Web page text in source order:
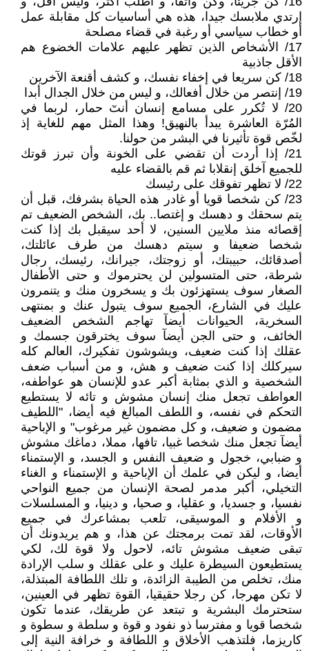
إرتدي ملابسك جيدا، هذه هي أساسيات كل مقابلة عمل
أو خطاب سياسي أو رغبة في قضاء مصلحة
17/ الأشخاص الذين تظهر عليهم علامات الخضوع هم
الأقل جاذبية
18/ كن سريعا في إخفاء نفسك، و كشف أقنعة الآخرين
19/ إنتصر من خلال أفعالك، و ليس من خلال الجدال أبدا
20/ لا تُكرر على مسامع إنسان أنتٓ حمار، لربما في
المُرّة العاشرة يبدأ بالنهيق! وهذا المثل مهم للغاية إذ
لخّص قوة تأثيرنا في البشر من حولنا.
21/ إذا أردت أن تقضي على الخونة وأن تبرز قوتك
للجميع آخلق إنقلابا ثم قم بالقضاء عليه
22/ لا تظهر تفوقك على رئيسك
23/ كن شخصا قويا أو غادر هذه الحياة بشرفك، قبل أن
يتم سحقك و دهسك و إغتصا.. بك، الشخص الضعيف تم
إقصائه منذ ملايين السنين، لا أحد سيقبل بك إذا كنت
شخصا ضعيفا و سيتم دهسك من طرف عائلتك،
أصدقائك، حبيبتك، أو زوجتك، جيرانك، رئيسك، رجال
شرطة، حتى المتسولين لن يحترموك و حتى الأطفال
الصغار سوف يستهزئون بك و يسخرون منك و يتنمرون
عليك في الشارع، الجميع سوف يتبول عنك و بمنتهى
السخرية، الحيوانات أيضآ تهاجم الشخص الضعيف
الخائف، و حتى الجن أيضآ سوف يخترقون جسمك و
عقلك إذا كنت ضعيف، ويشوشون تفكيرك، العالم كله
سيركلك إذا كنت ضعيف و هش، و من أسباب ضعف
الشخصية و الذي بمثابة أكبر عدو للإنسان هو عواطفه،
العواطف تجعل منك إنسان مشوش و تائه لا يستطيع
التحكم في نفسه، و اللطف المبالغ فيه أيضا، "اللطيف
مضمون و ضعيف، و كل مضمون غير مرغوب" و الإباحية
أيضآ تجعل منك شخصا غبيا، تافها، مملا، دماغك مشوش
و ضبابي، خجول و ضعيف النفس و الجسد، و الإستمناء
أيضا، و ليكن في علمك أن الإباحية و الإستمناء و الغناء
التخيلي، أكبر مدمر لصحة الإنسان من جميع النواحي
نفسيا، و جسديا، و عقليا، و صحيا، و دينيا، و المسلسلات
و الأفلام و الموسيقى، تلعب بمشاعرك في جميع
الأوقات، لقد تمت برمجتك عن هذا، و هم يريدونك أن
تبقى ضعيف مشوش تائه، لاحول ولا قوة لك، لكي
يستطيعون السيطرة عليك و على عقلك و سلب الإرادة
منك، تخلص من الطيبة الزائدة، و تلك اللطافة المبتذلة،
لا تكن مهرجا، كن رجلا حقيقيا، القوة تظهر في العينين،
ستحترمك البشرية و تبتعد عن طريقك، عندما تكون
شخصا قويا و مفترسا ذو نفود و قوة و سلطة و سطوة و
كاريزما، فلتذهب الأخلاق و اللطافة و خرافة النية إلى